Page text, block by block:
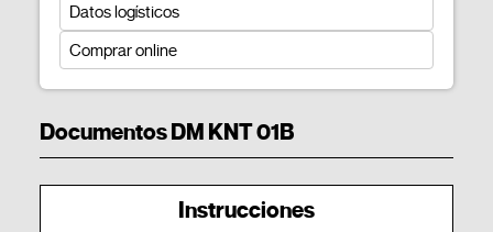
Datos logísticos
Comprar online
Documentos DM KNT 01B
Instrucciones